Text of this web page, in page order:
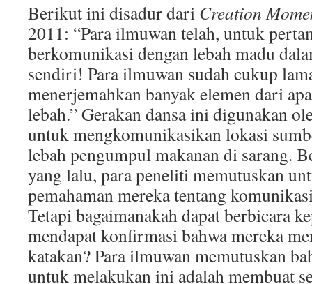
Berikut ini disadur dari Creation
2011: “Para ilmuwan telah, untuk
berkomunikasi dengan lebah madu
sendiri! Para ilmuwan sudah cukup
menerjemahkan banyak elemen dari
lebah.” Gerakan dansa ini digunakan
untuk mengkomunikasikan lokasi
lebah pengumpul makanan di sarang.
yang lalu, para peneliti memutuskan
pemahaman mereka tentang
Tetapi bagaimanakah dapat berbicara
mendapat konfirmasi bahwa mereka
katakan? Para ilmuwan memutuskan
untuk melakukan ini adalah membuat